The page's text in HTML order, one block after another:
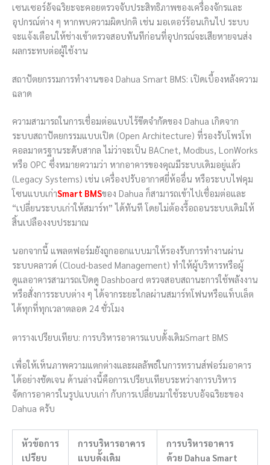
เซนเซอร์อัจฉริยะจะคอยตรวจจับประสิทธิภาพของเครื่องจักรและ
อุปกรณ์ต่าง ๆ หากพบความผิดปกติ เช่น มอเตอร์ร้อนเกินไป ระบบ
จะแจ้งเตือนให้ช่างเข้าตรวจสอบทันทีก่อนที่อุปกรณ์จะเสียหายจนส่ง
ผลกระทบต่อผู้ใช้งาน
สถาปัตยกรรมการทำงานของ Dahua Smart BMS: เปิดเบื้องหลังความ
ฉลาด
ความสามารถในการเชื่อมต่อแบบไร้ขีดจำกัดของ Dahua เกิดจาก
ระบบสถาปัตยกรรมแบบเปิด (Open Architecture) ที่รองรับโพรโท
คอลมาตรฐานระดับสากล ไม่ว่าจะเป็น BACnet, Modbus, LonWorks
หรือ OPC ซึ่งหมายความว่า หากอาคารของคุณมีระบบเดิมอยู่แล้ว
(Legacy Systems) เช่น เครื่องปรับอากาศยี่ห้ออื่น หรือระบบไฟคุม
โซนแบบเก่าSmart BMSของ Dahua ก็สามารถเข้าไปเชื่อมต่อและ
“เปลี่ยนระบบเก่าให้สมาร์ท” ได้ทันที โดยไม่ต้องรื้อถอนระบบเดิมให้
สิ้นเปลืองงบประมาณ
นอกจากนี้ แพลตฟอร์มยังถูกออกแบบมาให้รองรับการทำงานผ่าน
ระบบคลาวด์ (Cloud-based Management) ทำให้ผู้บริหารหรือผู้
ดูแลอาคารสามารถเปิดดู Dashboard ตรวจสอบสถานะการใช้พลังงาน
หรือสั่งการระบบต่าง ๆ ได้จากระยะไกลผ่านสมาร์ทโฟนหรือแท็บเล็ต
ได้ทุกที่ทุกเวลาตลอด 24 ชั่วโมง
ตารางเปรียบเทียบ: การบริหารอาคารแบบดั้งเดิมSmart BMS
เพื่อให้เห็นภาพความแตกต่างและผลลัพธ์ในการทรานส์ฟอร์มอาคาร
ได้อย่างชัดเจน ด้านล่างนี้คือการเปรียบเทียบระหว่างการบริหาร
จัดการอาคารในรูปแบบเก่า กับการเปลี่ยนมาใช้ระบบอัจฉริยะของ
Dahua ครับ
หัวข้อการ
เปรียบ
การบริหารอาคาร
แบบดั้งเดิม
การบริหารอาคาร
ด้วย Dahua Smart